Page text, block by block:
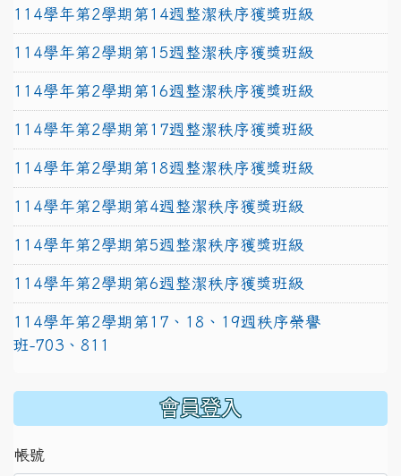
114學年第2學期第14週整潔秩序獲獎班級
114學年第2學期第15週整潔秩序獲獎班級
114學年第2學期第16週整潔秩序獲獎班級
114學年第2學期第17週整潔秩序獲獎班級
114學年第2學期第18週整潔秩序獲獎班級
114學年第2學期第4週整潔秩序獲獎班級
114學年第2學期第5週整潔秩序獲獎班級
114學年第2學期第6週整潔秩序獲獎班級
114學年第2學期第17、18、19週秩序榮譽
班-703、811
會員登入
帳號